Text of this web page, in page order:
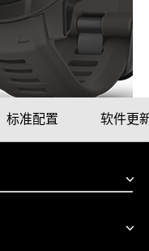
标准配置 软件更